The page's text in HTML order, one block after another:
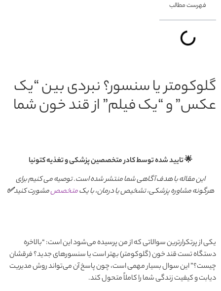
فهرست مطالب
گلوکومتر یا سنسور؟ نبردی بین “یک
عکس” و “یک فیلم” از قند خون شما
🌟 تایید شده توسط کادر متخصصین پزشکی و تغذیه کتونیا
این مقاله با هدف آگاهی شما منتشر شده است. توصیه می کنیم برای
هرگونه مشاوره پزشکی، تشخیص یا درمان، با یکمتخصصمشورت کنید✅
یکی از پرتکرارترین سوالاتی که از من پرسیده می‌شود این است: “بالاخره
دستگاه تست قند خون (گلوکومتر) بهتر است یا سنسورهای جدید؟ فرقشان
چیست؟” این سوال بسیار مهمی است، چون پاسخ آن می‌تواند روش مدیریت
دیابت و کیفیت زندگی شما را کاملاً متحول کند.